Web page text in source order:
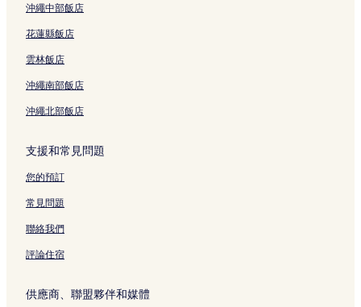
日光市的平價飯店
日光市的寵物友善飯店
日光市的Spa 飯店
沖繩中部飯店
花蓮縣飯店
雲林飯店
沖繩南部飯店
沖繩北部飯店
支援和常見問題
您的預訂
常見問題
聯絡我們
評論住宿
供應商、聯盟夥伴和媒體